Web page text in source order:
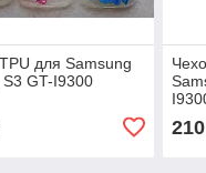
для Samsung
GT-I9300
210